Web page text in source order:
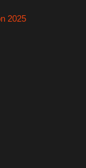
2025